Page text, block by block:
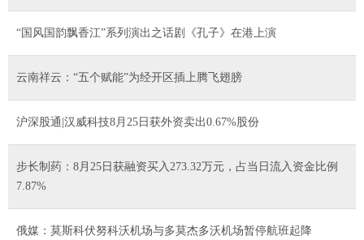
“国风国韵飘香江”系列演出之话剧《孔子》在港上演
云南祥云：“五个赋能”为经开区插上腾飞翅膀
沪深股通|汉威科技8月25日获外资卖出0.67%股份
步长制药：8月25日获融资买入273.32万元，占当日流入资金比例
7.87%
俄媒：莫斯科伏努科沃机场与多莫杰多沃机场暂停航班起降